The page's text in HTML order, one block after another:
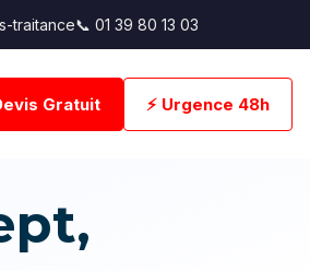
traitance📞 01 39 80 13 03
Gratuit ⚡ Urgence 48h